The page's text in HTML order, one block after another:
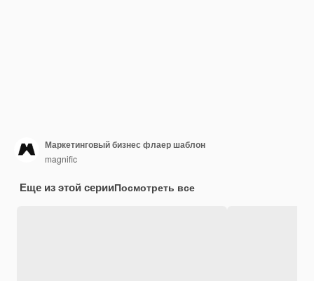
Маркетинговый бизнес флаер шаблон
magnific
Еще из этой серииПосмотреть все